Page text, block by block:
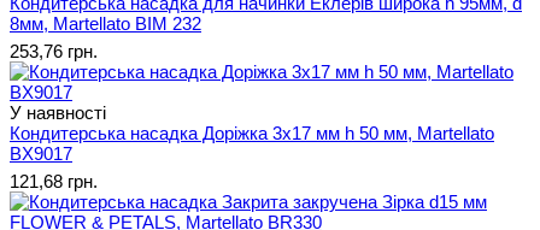
8мм, Martellato BIM 232
253,76 грн.
У наявності
Кондитерська насадка Доріжка 3x17 мм h 50 мм, Martellato
BX9017
121,68 грн.